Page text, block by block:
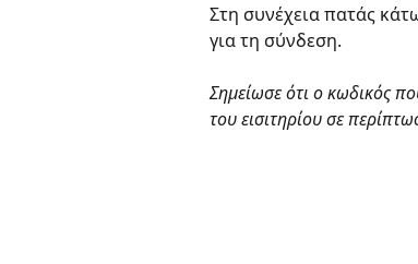
Στη συνέχεια πατάς
για τη σύνδεση.
Σημείωσε ότι ο κωδικός
του εισιτηρίου σε